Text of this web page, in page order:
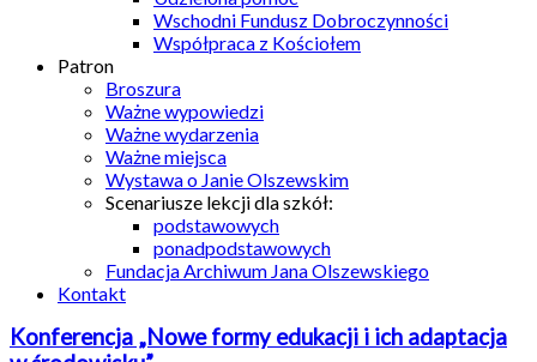
Wschodni Fundusz Dobroczynności
Współpraca z Kościołem
Patron
Broszura
Ważne wypowiedzi
Ważne wydarzenia
Ważne miejsca
Wystawa o Janie Olszewskim
Scenariusze lekcji dla szkół:
podstawowych
ponadpodstawowych
Fundacja Archiwum Jana Olszewskiego
Kontakt
Konferencja „Nowe formy edukacji i ich adaptacja